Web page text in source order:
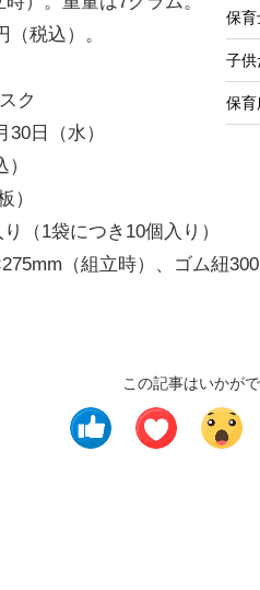
保育
保
（税込）。
ク
日（水）
）
（1袋につき10個入り）
（組立時）、ゴム紐
この記事はいかが